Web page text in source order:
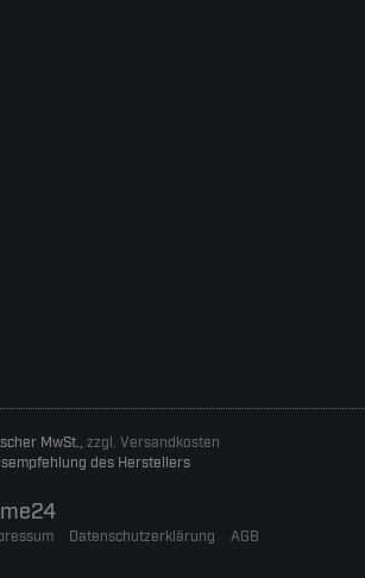
MwSt., zzgl. Versandkosten
des Herstellers
Datenschutzerklärung AGB